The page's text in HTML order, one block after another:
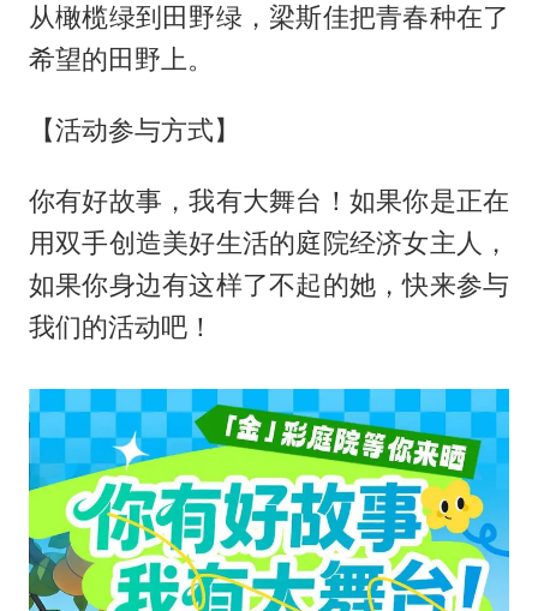
从橄榄绿到田野绿，梁斯佳把青春种在了
希望的田野上。
【活动参与方式】
你有好故事，我有大舞台！如果你是正在
用双手创造美好生活的庭院经济女主人，
如果你身边有这样了不起的她，快来参与
我们的活动吧！